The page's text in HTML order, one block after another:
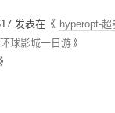
发表在《 hyperopt-
球影城一日游 》
》